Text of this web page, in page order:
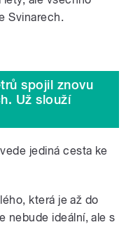
Svinarech.
spojil znovu
Už slouží
jediná cesta ke
která je až do
nebude ideální, ale s